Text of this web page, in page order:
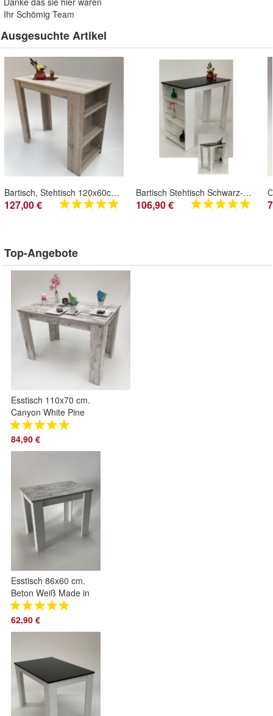
Ihr Schömig Team
Ausgesuchte Artikel
Bartisch, Stehtisch 120x60cm. Sand Eiche Made in Germany
127,00 €
Bartisch Stehtisch Schwarz-Weiß Landhaus Stil 112x57cm Made in Germany
106,90 €
Top-Angebote
Esstisch 110x70 cm.
Canyon White Pine
shabby chic
Landhaus Made in
Germany
84,90 €
Esstisch 86x60 cm.
Beton Weiß Made in
Germany
62,90 €